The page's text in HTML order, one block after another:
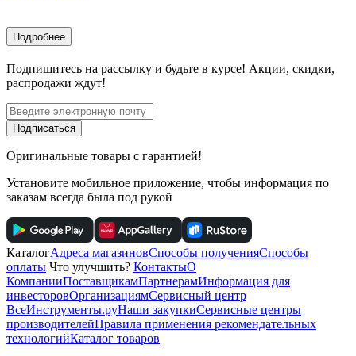
Подробнее
Подпишитесь на рассылку и будьте в курсе! Акции, скидки,
распродажи ждут!
Подписаться
Оригинальные товары с гарантией!
Установите мобильное приложение, чтобы информация по
заказам всегда была под рукой
КаталогАдреса магазиновСпособы полученияСпособы
оплаты Что улучшить? КонтактыО
КомпанииПоставщикамПартнерамИнформация для
инвесторовОрганизациямСервисный центр
ВсеИнструменты.руНаши закупкиСервисные центры
производителейПравила применения рекомендательных
технологийКаталог товаров